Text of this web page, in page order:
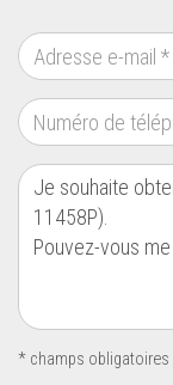
ADRESSE E-MAIL
NUMÉRO DE
MESSAGE*
* champs obligatoires